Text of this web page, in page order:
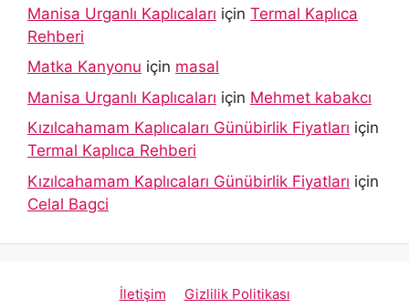
Manisa Urganlı Kaplıcaları için Termal Kaplıca
Rehberi
Matka Kanyonu için masal
Manisa Urganlı Kaplıcaları için Mehmet kabakcı
Kızılcahamam Kaplıcaları Günübirlik Fiyatları için
Termal Kaplıca Rehberi
Kızılcahamam Kaplıcaları Günübirlik Fiyatları için
Celal Bagci
İletişim
Gizlilik Politikası